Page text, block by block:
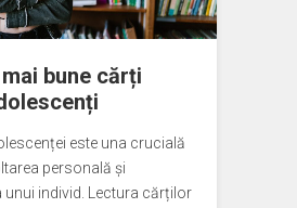
bune cărți
este una crucială
personală și
unui individ. Lectura cărților